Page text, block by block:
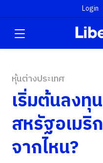
Login
หุ้นต่างประเทศ
เริ่มต้นลงทุ
สหรัฐอเมริ
จากไหน?